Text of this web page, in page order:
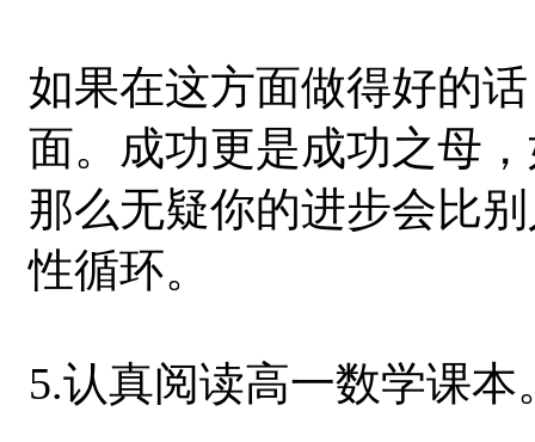
如果在这方面做得好的
面。成功更是成功之母
那么无疑你的进步会比
性循环。
5.认真阅读高一数学课本